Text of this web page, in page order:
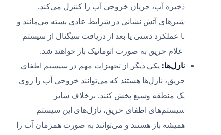
ذخیره آب، جریان خروجی آب را کنترل می‌کند.
شیرهای آتش نشانی در شرایط عادی بسته می‌مانند و
با عملکرد دستی یا بعد از دریافت سیگنال از سیستم
اعلام حریق به صورت اتوماتیک باز خواهند شد.
نازل‌ها: یکی دیگر از تجهیزات مهم در سیستم اطفای
حریق، نازل‌ها هستند که می‌توانند خروجی آب را روی
یک منطقه وسیع پخش کنند. برخلاف سایر
سیستم‌های اطفای حریق، نازل‌های این سیستم
همیشه باز هستند و می‌توانند به صورت همزمان آب را